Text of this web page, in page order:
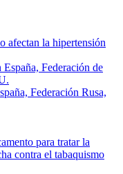
afectan la hipertensión
Federación Rusa,
para tratar la
contra el tabaquismo